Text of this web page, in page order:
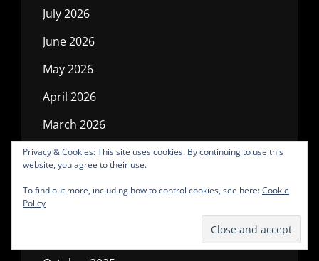
July 2026
June 2026
May 2026
April 2026
March 2026
February 2026
December 2025
Privacy & Cookies: This site uses cookies. By continuing to use this
website, you agree to their use.
To find out more, including how to control cookies, see here:Cookie
Policy